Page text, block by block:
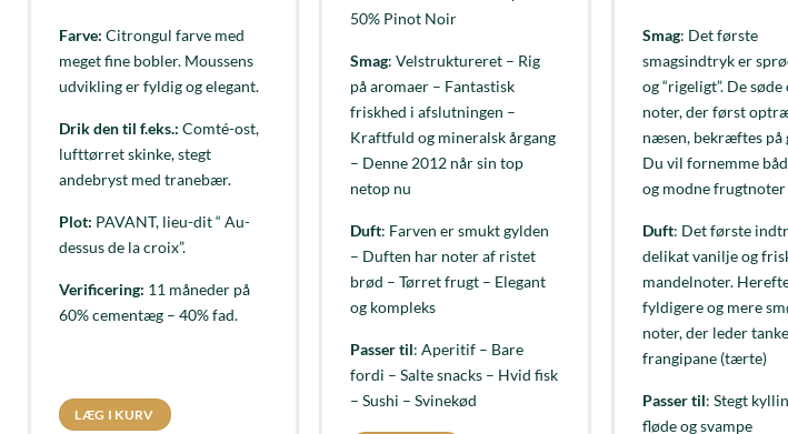
Farve: Citrongul farve med
meget fine bobler. Moussens
udvikling er fyldig og elegant.
Drik den til f.eks.: Comté-ost,
lufttørret skinke, stegt
andebryst med tranebær.
Plot: PAVANT, lieu-dit “ Au-
dessus de la croix”.
Verificering: 11 måneder på
60% cementæg – 40% fad.
LÆG I KURV
50% Pinot Noir
Smag: Velstruktureret – Rig
på aromaer – Fantastisk
friskhed i afslutningen –
Kraftfuld og mineralsk årgang
– Denne 2012 når sin top
netop nu
Duft: Farven er smukt gylden
– Duften har noter af ristet
brød – Tørret frugt – Elegant
og kompleks
Passer til: Aperitif – Bare
fordi – Salte snacks – Hvid fisk
– Sushi – Svinekød
Smag: Det første
smagsindtryk er
og “rigeligt”. De
noter, der først
næsen, bekræftes på
Du vil fornemme
og modne frugtnoter
Duft: Det første
delikat vanilje og
mandelnoter.
fyldigere og mere
noter, der leder
frangipane (tærte)
Passer til: Stegt
fløde og svampe